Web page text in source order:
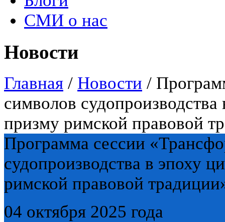
СМИ о нас
Новости
Главная / Новости /
символов
призму римской правовой
Программа сессии
судопроизводства в эпоху
римской правовой
04 октября 2025 года